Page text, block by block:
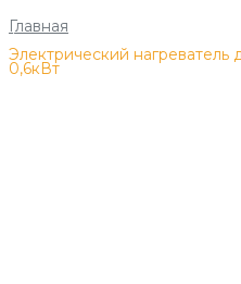
Главная
/
Электрический нагреватель
0,6кВт